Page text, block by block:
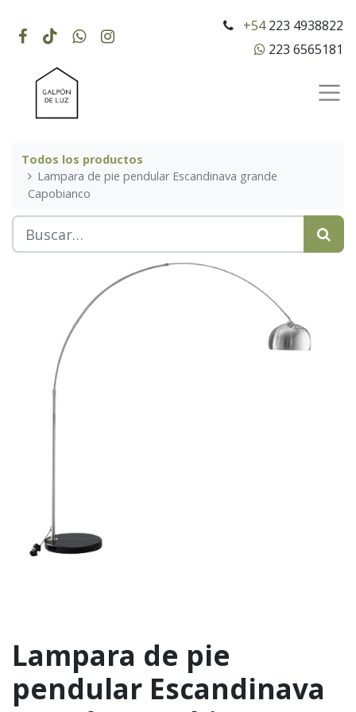
+54223 4938822
223 6565181
Todos los productos
Lampara de pie pendular Escandinava grande
Capobianco
Lampara de pie
pendular Escandinava